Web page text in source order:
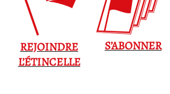
REJOINDRE
L’ÉTINCELLE
S’ABONNER